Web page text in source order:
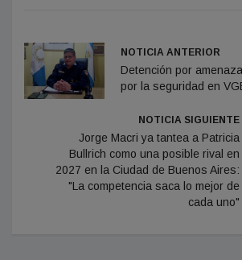
NOTICIA ANTERIOR
Detención por
por la seguridad en
NOTICIA SIGUIENTE
Jorge Macri ya tantea a Patricia
Bullrich como una posible rival en
2027 en la Ciudad de Buenos Aires:
"La competencia saca lo mejor de
cada uno"